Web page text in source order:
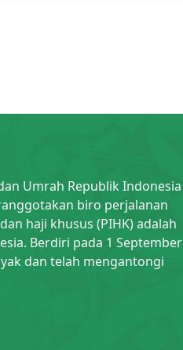
Umrah Republik Indonesia
biro perjalanan
haji khusus (PIHK) adalah
Berdiri pada 1 September
dan telah mengantongi